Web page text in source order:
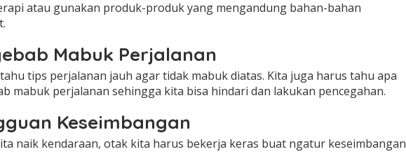
atau gunakan produk-produk yang mengandung bahan-bahan
Mabuk Perjalanan
tips perjalanan jauh agar tidak mabuk diatas. Kita juga harus tahu apa
mabuk perjalanan sehingga kita bisa hindari dan lakukan pencegahan.
Keseimbangan
naik kendaraan, otak kita harus bekerja keras buat ngatur keseimbangan